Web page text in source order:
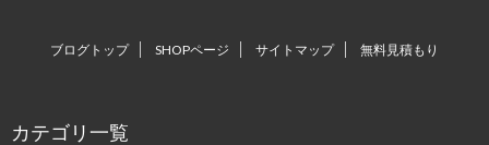
ブログトップ SHOPページ サイトマップ 無料見積もり
カテゴリ一覧